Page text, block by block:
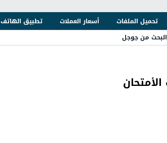
تحميل الملفات أسعار العملات تطبيق الهاتف
البحث من جوجل